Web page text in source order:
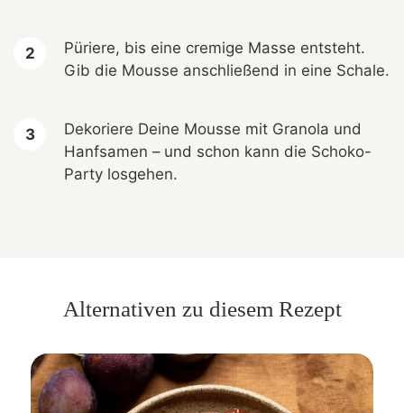
Püriere, bis eine cremige Masse entsteht.
Gib die Mousse anschließend in eine Schale.
Dekoriere Deine Mousse mit Granola und
Hanfsamen – und schon kann die Schoko-
Party losgehen.
Alternativen zu diesem Rezept